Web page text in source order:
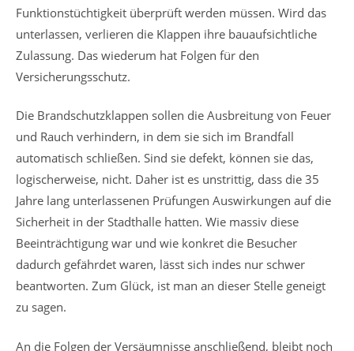
Funktionstüchtigkeit überprüft werden müssen. Wird das
unterlassen, verlieren die Klappen ihre bauaufsichtliche
Zulassung. Das wiederum hat Folgen für den
Versicherungsschutz.
Die Brandschutzklappen sollen die Ausbreitung von Feuer
und Rauch verhindern, in dem sie sich im Brandfall
automatisch schließen. Sind sie defekt, können sie das,
logischerweise, nicht. Daher ist es unstrittig, dass die 35
Jahre lang unterlassenen Prüfungen Auswirkungen auf die
Sicherheit in der Stadthalle hatten. Wie massiv diese
Beeinträchtigung war und wie konkret die Besucher
dadurch gefährdet waren, lässt sich indes nur schwer
beantworten. Zum Glück, ist man an dieser Stelle geneigt
zu sagen.
An die Folgen der Versäumnisse anschließend, bleibt noch